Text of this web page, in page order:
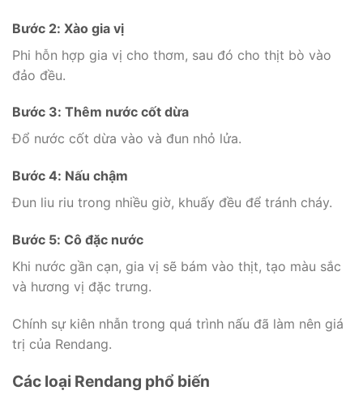
Bước 2: Xào gia vị
Phi hỗn hợp gia vị cho thơm, sau đó cho thịt bò vào
đảo đều.
Bước 3: Thêm nước cốt dừa
Đổ nước cốt dừa vào và đun nhỏ lửa.
Bước 4: Nấu chậm
Đun liu riu trong nhiều giờ, khuấy đều để tránh cháy.
Bước 5: Cô đặc nước
Khi nước gần cạn, gia vị sẽ bám vào thịt, tạo màu sắc
và hương vị đặc trưng.
Chính sự kiên nhẫn trong quá trình nấu đã làm nên giá
trị của Rendang.
Các loại Rendang phổ biến